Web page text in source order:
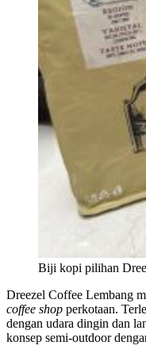
Biji kopi pilihan
Dreezel Coffee Lembang
coffee shop perkotaan.
dengan udara dingin dan
konsep semi-outdoor